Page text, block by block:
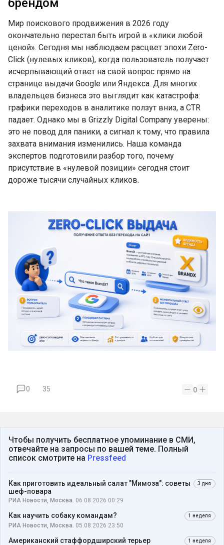
брендом
Мир поискового продвижения в 2026 году
окончательно перестал быть игрой в «клики любой
ценой». Сегодня мы наблюдаем расцвет эпохи Zero-
Click (нулевых кликов), когда пользователь получает
исчерпывающий ответ на свой вопрос прямо на
странице выдачи Google или Яндекса. Для многих
владельцев бизнеса это выглядит как катастрофа:
графики переходов в аналитике ползут вниз, а CTR
падает. Однако мы в Grizzly Digital Company уверены:
это не повод для паники, а сигнал к тому, что правила
захвата внимания изменились. Наша команда
экспертов подготовили разбор того, почему
присутствие в «нулевой позиции» сегодня стоит
дороже тысячи случайных кликов.
0 35 0
Чтобы получить бесплатное упоминание в СМИ,
отвечайте на запросы по вашей теме. Полный
список смотрите на Pressfeed
Как приготовить идеальный салат "Мимоза": советы
шеф-повара
3 дня
РИА Новости, Москва. 06.08.2026 00:29
Как научить собаку командам? 1 неделя
РИА Новости, Москва. 05.08.2026 23:50
Американский стаффордширский терьер 1 неделя